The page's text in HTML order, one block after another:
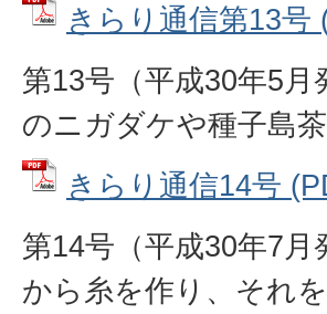
きらり通信第13
第13号（平成30年5
のニガダケや種子島
きらり通信14号
第14号（平成30年7
から糸を作り、それ